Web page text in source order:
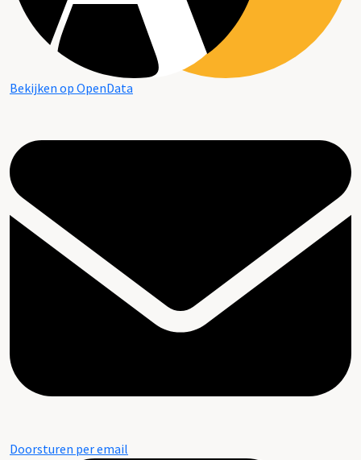
Bekijken op OpenData
Doorsturen per email